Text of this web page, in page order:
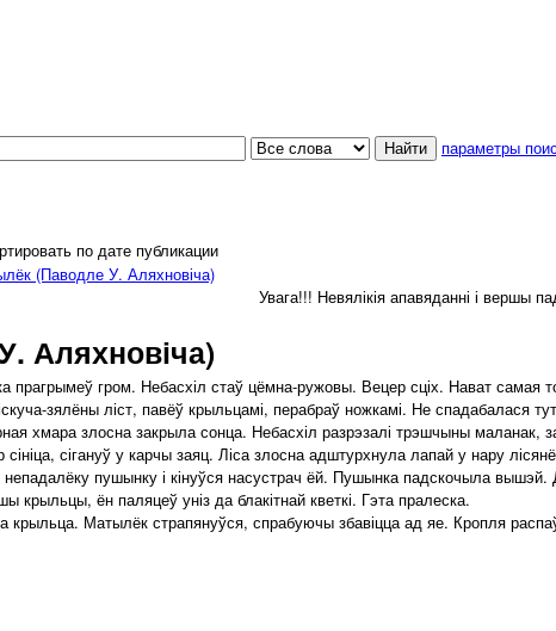
параметры
по дате публикации
(Паводле У. Аляхновіча)
Увага!!! Невялікія апавяданні і вершы
Аляхновіча)
прагрымеў гром. Небасхіл стаў цёмна-ружовы. Вецер сціх. Нават самая
зялёны ліст, павёў крыльцамі, перабраў ножкамі. Не спадабалася
хмара злосна закрыла сонца. Небасхіл разрэзалі трэшчыны маланак,
сігануў у карчы заяц. Ліса злосна адштурхнула лапай у нару
пушынку і кінуўся насустрач ёй. Пушынка падскочыла
крыльцы, ён паляцеў уніз да блакітнай кветкі. Гэта пралеска.
Матылёк страпянуўся, спрабуючы збавіцца ад яе. Кропля